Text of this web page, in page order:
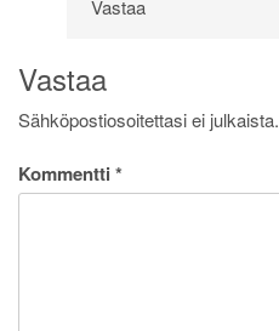
Vastaa
Vastaa
Sähköpostiosoitettasi ei julkaista.
Kommentti *